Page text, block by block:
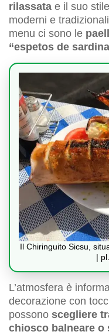
rilassata e il suo
moderni e
menu ci sono le
“espetos de
Il Chiringuito Sicsu,
|
L’atmosfera è
decorazione con
possono scegliere
chiosco balneare o